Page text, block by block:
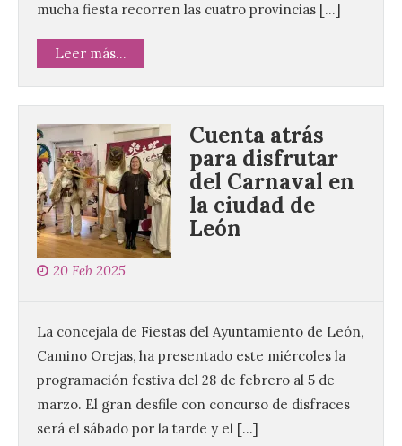
mucha fiesta recorren las cuatro provincias […]
Leer más...
Cuenta atrás
para disfrutar
del Carnaval en
la ciudad de
León
20 Feb 2025
La concejala de Fiestas del Ayuntamiento de León,
Camino Orejas, ha presentado este miércoles la
programación festiva del 28 de febrero al 5 de
marzo. El gran desfile con concurso de disfraces
será el sábado por la tarde y el […]
La Diputación de Zamora
invita a descubrir la raya
sobre dos ruedas con una
gran ruta cicloturística
entre Vimioso y Trabazos
9 Ago 2026
Este domingo 9 de agosto
se celebrará una marcha
BTT gratuita de 22
kilómetros que unirá
España y Portugal en una
experiencia única de deporte, naturaleza,
patrimonio y convivencia. La jornada
concluirá con un concierto del grupo